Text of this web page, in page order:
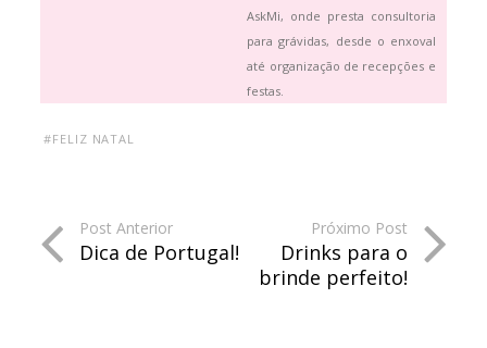
AskMi, onde presta consultoria
para grávidas, desde o enxoval
até organização de recepções e
festas.
#FELIZ NATAL
Post Anterior
Dica de Portugal!
Próximo Post
Drinks para o
brinde perfeito!